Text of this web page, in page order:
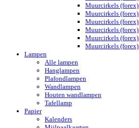
Muurcirkels
Muurcirkels
Muurcirkels (forex)
Muurcirkels
Muurcirkels
Muurcirkels (forex)
Lampen
Alle lampen
Hanglampen
Plafondlampen
Wandlampen
Houten wandlampen
Tafellamp
Papier
Kalenders